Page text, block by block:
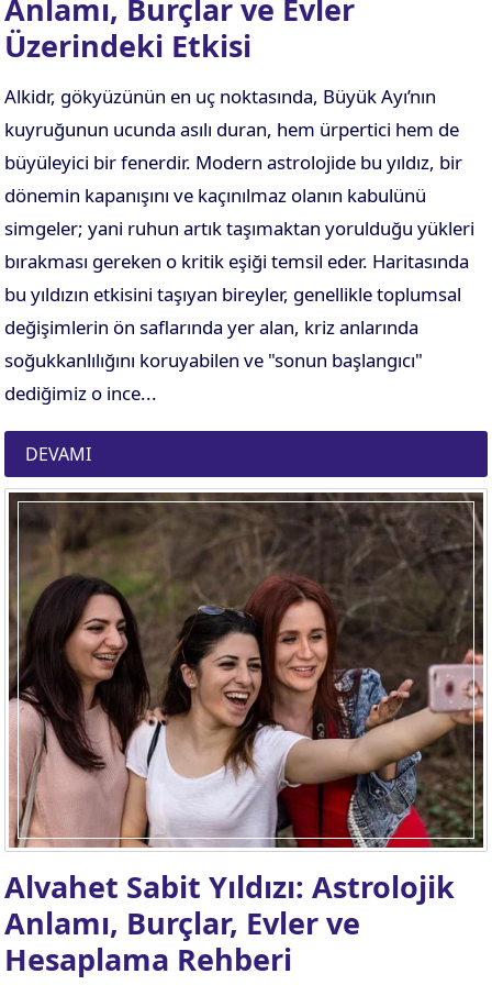
Anlamı, Burçlar ve Evler
Üzerindeki Etkisi
Alkidr, gökyüzünün en uç noktasında, Büyük Ayı’nın
kuyruğunun ucunda asılı duran, hem ürpertici hem de
büyüleyici bir fenerdir. Modern astrolojide bu yıldız, bir
dönemin kapanışını ve kaçınılmaz olanın kabulünü
simgeler; yani ruhun artık taşımaktan yorulduğu yükleri
bırakması gereken o kritik eşiği temsil eder. Haritasında
bu yıldızın etkisini taşıyan bireyler, genellikle toplumsal
değişimlerin ön saflarında yer alan, kriz anlarında
soğukkanlılığını koruyabilen ve "sonun başlangıcı"
dediğimiz o ince...
DEVAMI
Alvahet Sabit Yıldızı: Astrolojik
Anlamı, Burçlar, Evler ve
Hesaplama Rehberi